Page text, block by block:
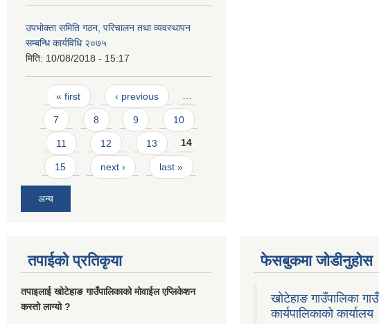
उपभोक्ता समिति गठन, परिचालन तथा व्यवस्थापन
सम्बन्धि कार्यविधि २०७५
मिति: 10/08/2018 - 15:17
Pages
« first ‹ previous …
7 8 9 10
11 12 13 14
15 next › last »
अन्य
तपाईको प्रतिकृया
तपाइलाई खोटेहाङ गाउँपालिकाको माेवाईल एप्लिकेशन
कस्तो लाग्यो ?
फेसबुकमा जोडीनुहोस
खोटेहाङ गाउँपालिका गाउँ
कार्यपालिकाको कार्यालय